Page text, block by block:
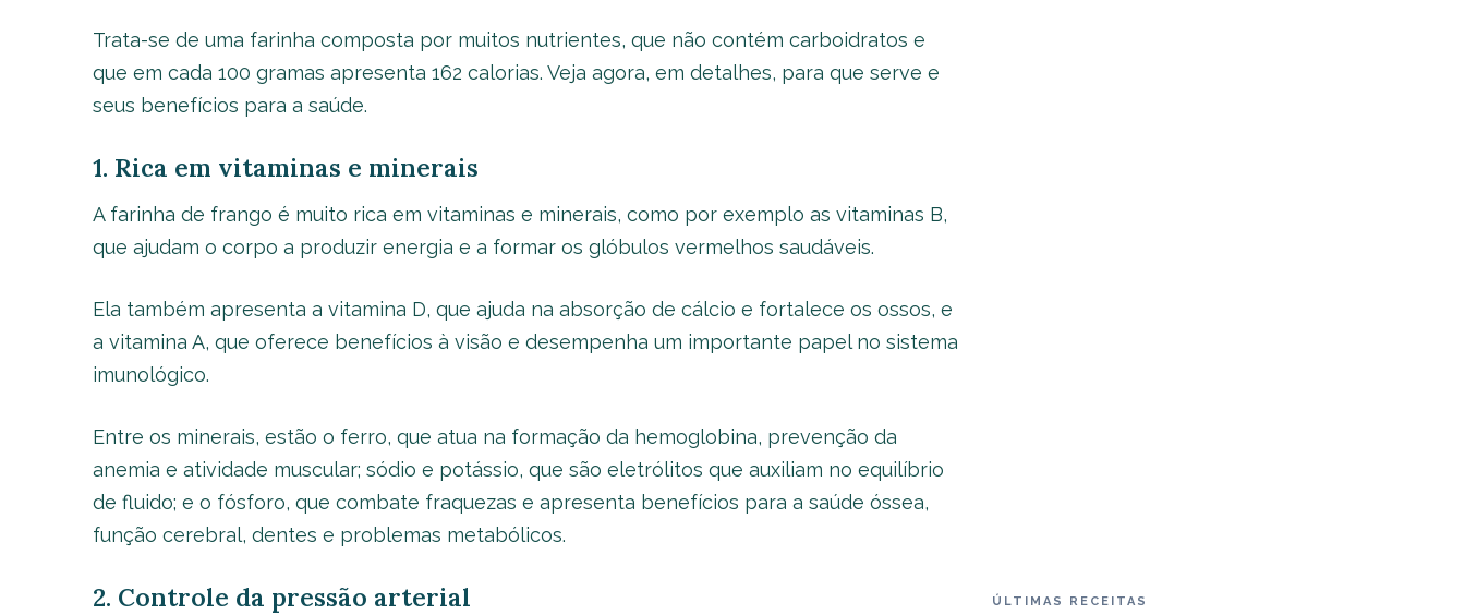
Trata-se de uma farinha composta por muitos nutrientes, que não contém carboidratos e
que em cada 100 gramas apresenta 162 calorias. Veja agora, em detalhes, para que serve e
seus benefícios para a saúde.
1. Rica em vitaminas e minerais
A farinha de frango é muito rica em vitaminas e minerais, como por exemplo as vitaminas B,
que ajudam o corpo a produzir energia e a formar os glóbulos vermelhos saudáveis.
Ela também apresenta a vitamina D, que ajuda na absorção de cálcio e fortalece os ossos, e
a vitamina A, que oferece benefícios à visão e desempenha um importante papel no sistema
imunológico.
Entre os minerais, estão o ferro, que atua na formação da hemoglobina, prevenção da
anemia e atividade muscular; sódio e potássio, que são eletrólitos que auxiliam no equilíbrio
de fluido; e o fósforo, que combate fraquezas e apresenta benefícios para a saúde óssea,
função cerebral, dentes e problemas metabólicos.
2. Controle da pressão arterial ÚLTIMAS RECEITAS